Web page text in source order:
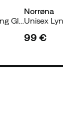
Lofoten GORE-TEX Thermo200 Long Gloves Kangaroo
Norrøna
99 €